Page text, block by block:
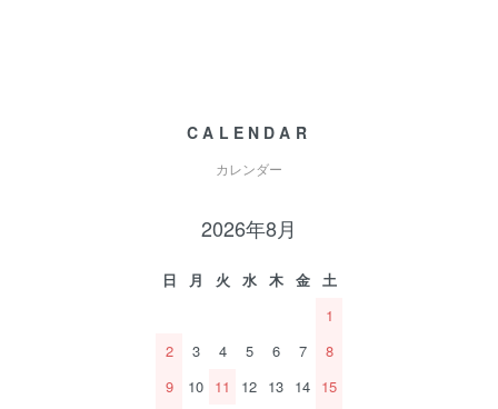
CALENDAR
カレンダー
2026年8月
日 月 火 水 木 金
土
1
2
3 4 5 6 7
8
9
10 11 12 13 14 15